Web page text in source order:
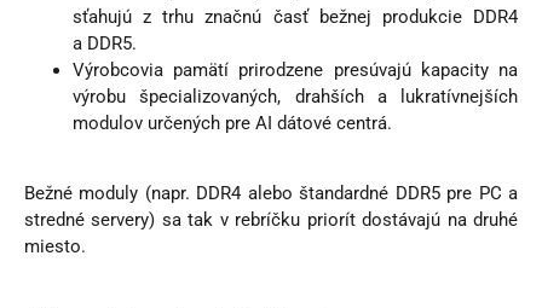
sťahujú z trhu značnú časť bežnej produkcie DDR4
a DDR5.
Výrobcovia pamätí prirodzene presúvajú kapacity na
výrobu špecializovaných, drahších a lukratívnejších
modulov určených pre AI dátové centrá.
Bežné moduly (napr. DDR4 alebo štandardné DDR5 pre PC a
stredné servery) sa tak v rebríčku priorít dostávajú na druhé
miesto.